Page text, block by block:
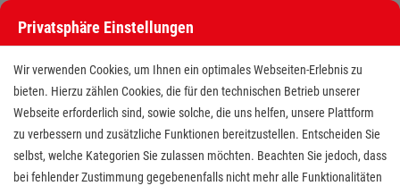
Privatsphäre Einstellungen
Wir verwenden Cookies, um Ihnen ein optimales Webseiten-Erlebnis zu
bieten. Hierzu zählen Cookies, die für den technischen Betrieb unserer
Webseite erforderlich sind, sowie solche, die uns helfen, unsere Plattform
zu verbessern und zusätzliche Funktionen bereitzustellen. Entscheiden Sie
selbst, welche Kategorien Sie zulassen möchten. Beachten Sie jedoch, dass
bei fehlender Zustimmung gegebenenfalls nicht mehr alle Funktionalitäten